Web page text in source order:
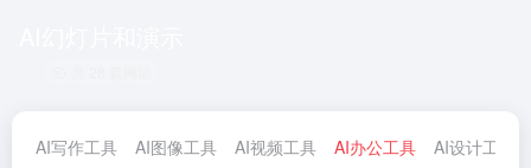
AI写作工具 AI图像工具 AI视频工具 AI办公工具 AI设计工具